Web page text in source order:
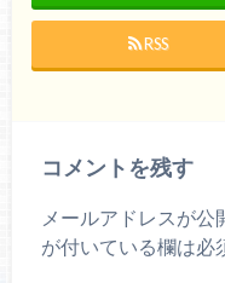
ド
ウ
き
さ
い
(
新
し
ウ
で
ま
す
)
RSS
コメントを残す
メールアドレスが公
が付いている欄は必